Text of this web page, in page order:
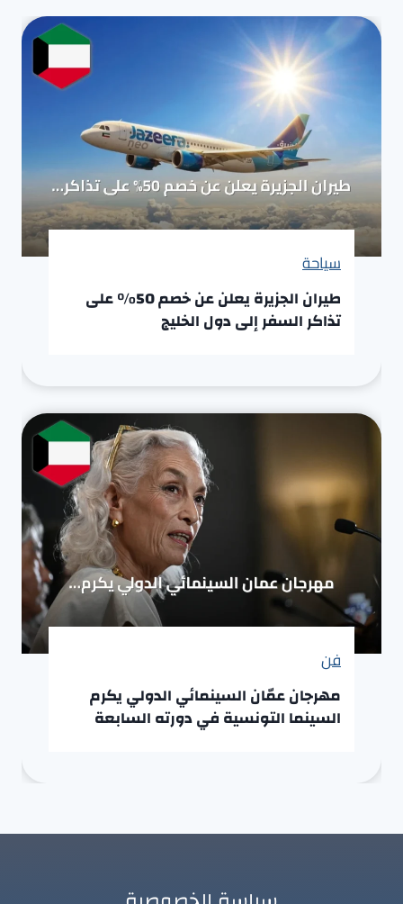
سياحة
طيران الجزيرة يعلن عن خصم 50% على
تذاكر السفر إلى دول الخليج
فن
مهرجان عمّان السينمائي الدولي يكرم
السينما التونسية في دورته السابعة